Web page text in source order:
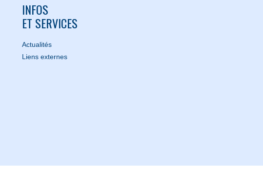
INFOS
ET SERVICES
Actualités
Liens externes